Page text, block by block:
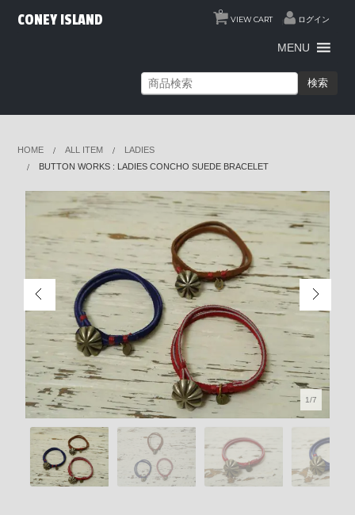
VIEW CART
0
ログイン
CONEY ISLAND
MENU
検索
HOME ALL ITEM
LADIES
BUTTON WORKS : LADIES CONCHO SUEDE BRACELET
1/7